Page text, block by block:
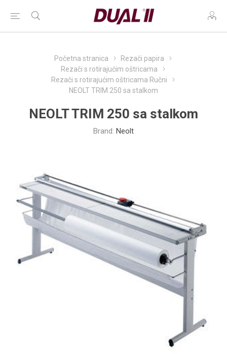
Početna stranica
Rezači papira
Rezači s rotirajućim oštricama
Rezači s rotirajućim oštricama Ručni
NEOLT TRIM 250 sa stalkom
NEOLT TRIM 250 sa stalkom
Brand: Neolt